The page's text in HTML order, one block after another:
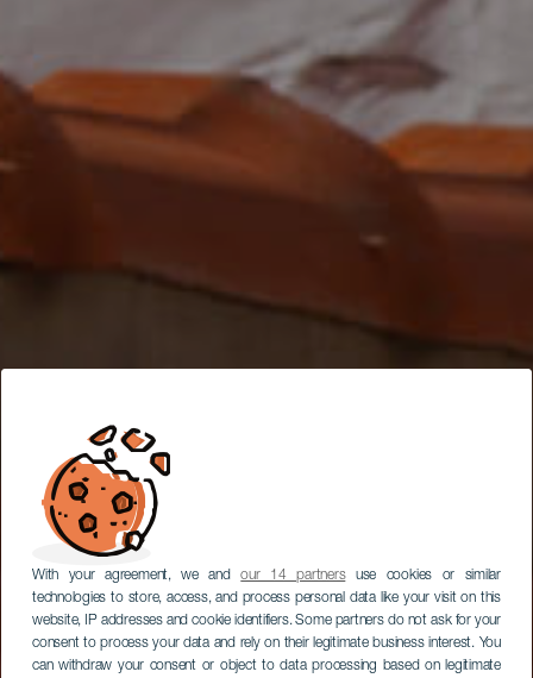
With your agreement, we andour 14 partnersuse cookies or similar
technologies to store, access, and process personal data like your visit on this
website, IP addresses and cookie identifiers. Some partners do not ask for your
consent to process your data and rely on their legitimate business interest. You
can withdraw your consent or object to data processing based on legitimate